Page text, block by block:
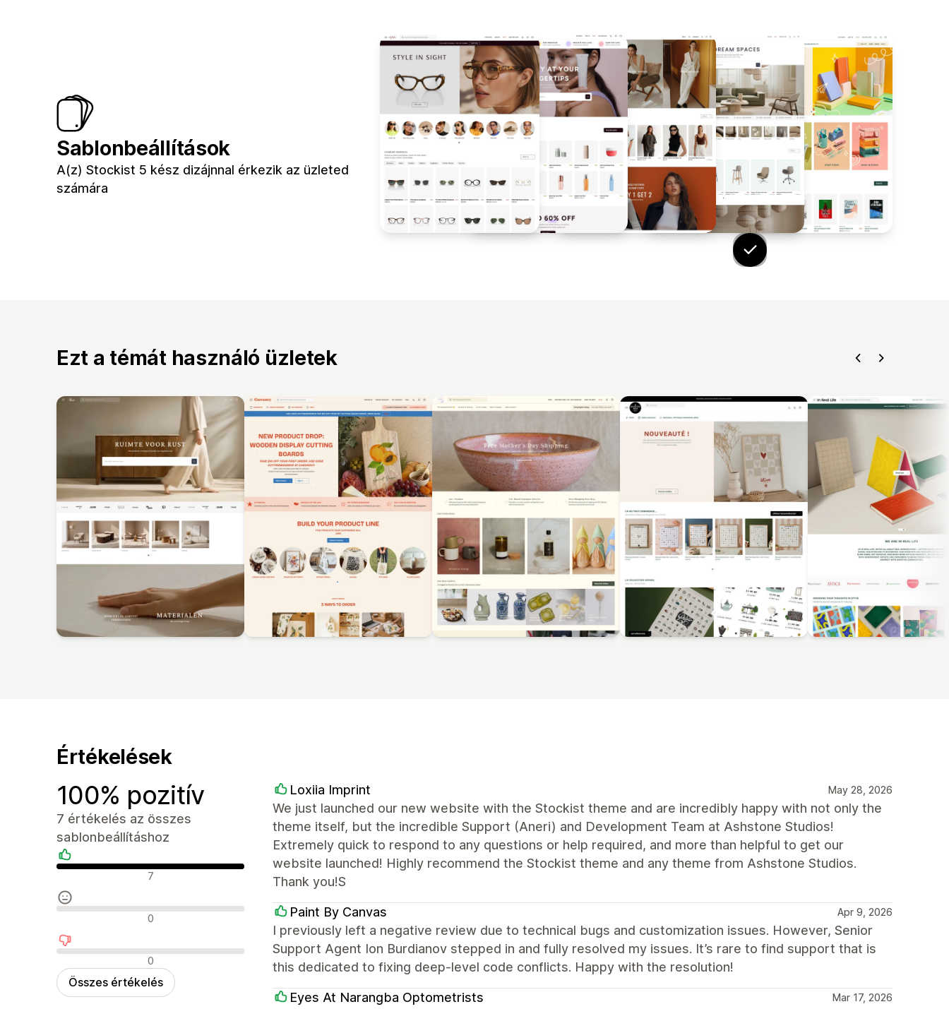
Sablonbeállítások
A(z) Stockist 5 kész dizájnnal érkezik az üzleted
számára
Ezt a témát használó üzletek
Értékelések
100% pozitív
7 értékelés az összes
sablonbeállításhoz
Pozitív értékelések
7
Semleges értékelések
0
Negatív értékelések
0
Összes értékelés
Loxiia Imprint May 28, 2026
We just launched our new website with the Stockist theme and are incredibly happy with not only the
theme itself, but the incredible Support (Aneri) and Development Team at Ashstone Studios!
Extremely quick to respond to any questions or help required, and more than helpful to get our
website launched! Highly recommend the Stockist theme and any theme from Ashstone Studios.
Thank you!S
Paint By Canvas Apr 9, 2026
I previously left a negative review due to technical bugs and customization issues. However, Senior
Support Agent Ion Burdianov stepped in and fully resolved my issues. It’s rare to find support that is
this dedicated to fixing deep-level code conflicts. Happy with the resolution!
Eyes At Narangba Optometrists Mar 17, 2026